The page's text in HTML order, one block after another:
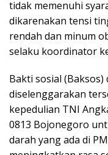
tidak memenuhi
dikarenakan tensi
rendah dan minum
selaku koordinator
Bakti sosial
diselenggarakan
kepedulian TNI
0813 Bojonegoro
darah yang ada di